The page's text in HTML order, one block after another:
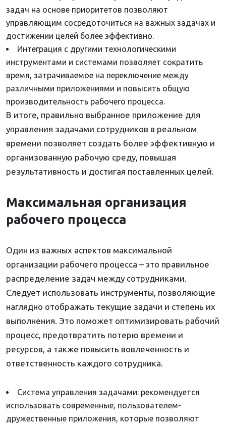
задач на основе приоритетов позволяют
управляющим сосредоточиться на важных задачах и
достижении целей более эффективно.
Интеграция с другими технологическими
инструментами и системами позволяет сократить
время, затрачиваемое на переключение между
различными приложениями и повысить общую
производительность рабочего процесса.
В итоге, правильно выбранное приложение для
управления задачами сотрудников в реальном
времени позволяет создать более эффективную и
организованную рабочую среду, повышая
результативность и достигая поставленных целей.
Максимальная организация
рабочего процесса
Один из важных аспектов максимальной
организации рабочего процесса – это правильное
распределение задач между сотрудниками.
Следует использовать инструменты, позволяющие
наглядно отображать текущие задачи и степень их
выполнения. Это поможет оптимизировать рабочий
процесс, предотвратить потерю времени и
ресурсов, а также повысить вовлеченность и
ответственность каждого сотрудника.
Система управления задачами: рекомендуется
использовать современные, пользователем-
дружественные приложения, которые позволяют